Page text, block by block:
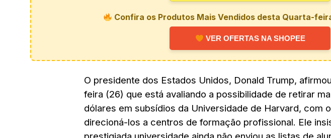
Confira os Produtos Mais Vendidos desta Quarta-
VER OFERTAS NA SHOPEE
O presidente dos Estados Unidos, Donald Trump,
feira (26) que está avaliando a possibilidade de retirar
dólares em subsídios da Universidade de Harvard, com
direcioná-los a centros de formação profissional. Ele